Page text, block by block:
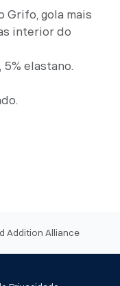
Grifo, gola mais
interior do
5% elastano.
Addition Alliance